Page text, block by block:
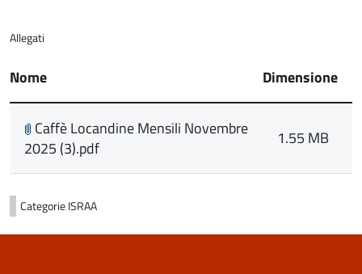
Allegati
Nome Dimensione
Caffè Locandine Mensili Novembre
2025 (3).pdf
1.55 MB
CategorieISRAA